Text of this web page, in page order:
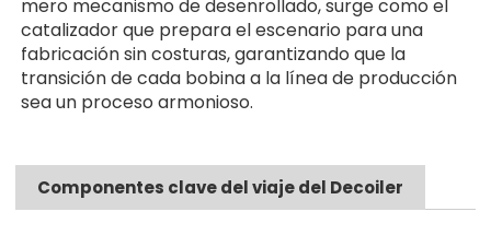
mero mecanismo de desenrollado, surge como el
catalizador que prepara el escenario para una
fabricación sin costuras, garantizando que la
transición de cada bobina a la línea de producción
sea un proceso armonioso.
Componentes clave del viaje del Decoiler